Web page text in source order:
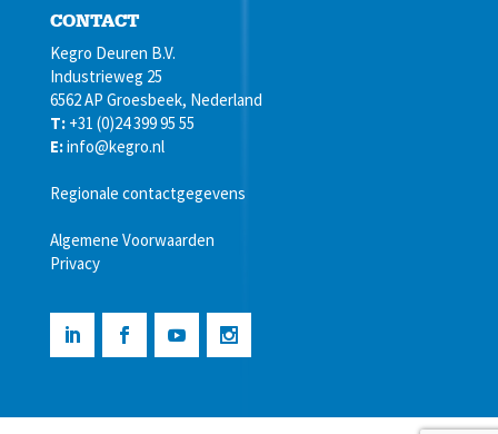
CONTACT
Kegro Deuren B.V.
Industrieweg 25
6562 AP Groesbeek, Nederland
T: +31 (0)24 399 95 55
E:info@kegro.nl
Regionale contactgegevens
Algemene Voorwaarden
Privacy